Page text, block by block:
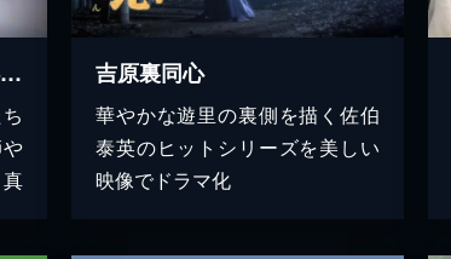
ディア・ペイシェント～絆のカル… 吉原裏同心
華やかな遊里の裏側を描く佐伯
泰英のヒットシリーズを美しい
映像でドラマ化